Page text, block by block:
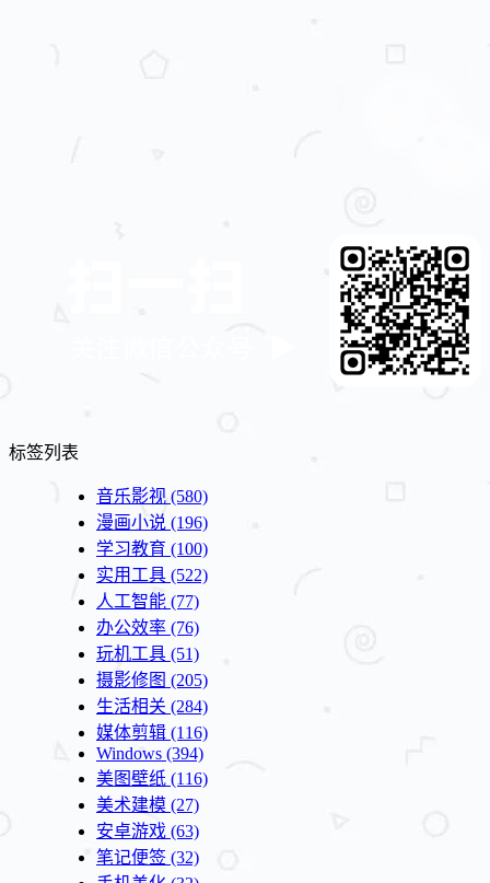
标签列表
音乐影视 (580)
漫画小说 (196)
学习教育 (100)
实用工具 (522)
人工智能 (77)
办公效率 (76)
玩机工具 (51)
摄影修图 (205)
生活相关 (284)
媒体剪辑 (116)
Windows (394)
美图壁纸 (116)
美术建模 (27)
安卓游戏 (63)
笔记便签 (32)